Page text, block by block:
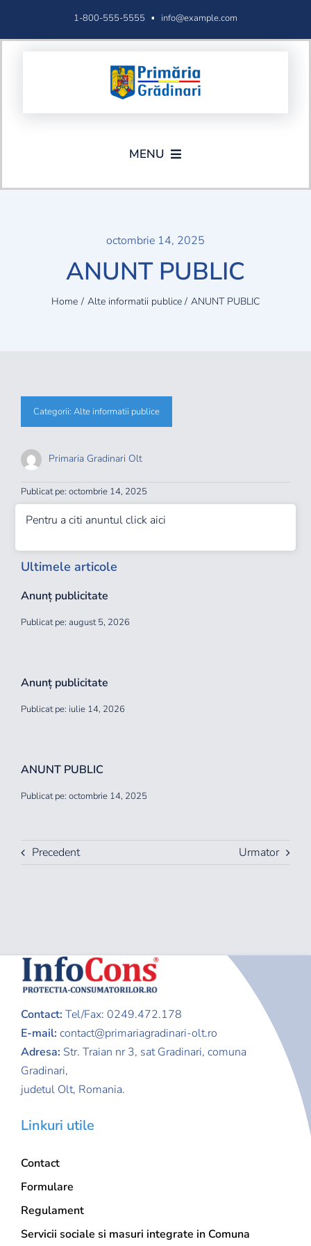
content
1-800-555-5555 ▪ info@example.com
MENU
Acasa
Formulare
Contact
Autentificare
octombrie 14, 2025
ANUNT PUBLIC
Home Alte informatii publice ANUNT PUBLIC
Categorii: Alte informatii publice
Primaria Gradinari Olt
Publicat pe: octombrie 14, 2025
Pentru a citi anuntulclick aici
Ultimele articole
Anunț publicitate
Publicat pe: august 5, 2026
Anunț publicitate
Publicat pe: iulie 14, 2026
ANUNT PUBLIC
Publicat pe: octombrie 14, 2025
Precedent Urmator
Contact: Tel/Fax: 0249.472.178
E-mail: contact@primariagradinari-olt.ro
Adresa: Str. Traian nr 3, sat Gradinari, comuna
Gradinari,
judetul Olt, Romania.
Linkuri utile
Contact
Formulare
Regulament
Servicii sociale si masuri integrate in Comuna